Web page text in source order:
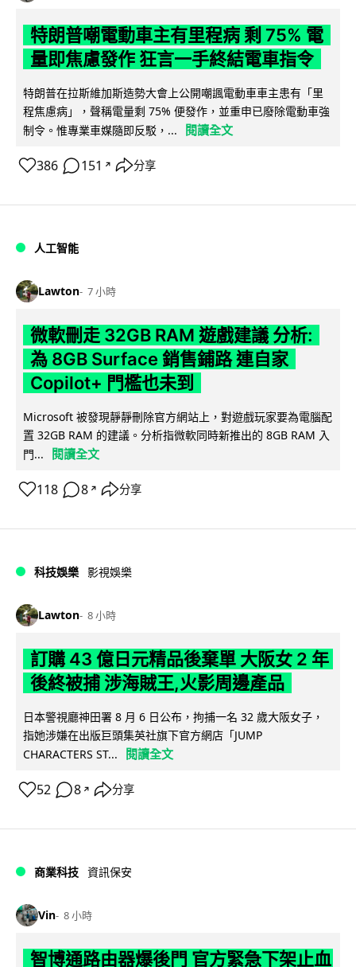
特朗普嘲電動車主有里程病 剩 75% 電
量即焦慮發作 狂言一手終結電車指令
特朗普在拉斯維加斯造勢大會上公開嘲諷電動車車主患有「里
程焦慮病」，聲稱電量剩 75% 便發作，並重申已廢除電動車強
制令。惟專業車媒隨即反駁，...
閱讀全文
386 151 ↗ 分享
人工智能
Lawton 7 小時
微軟刪走 32GB RAM 遊戲建議 分析:
為 8GB Surface 銷售鋪路 連自家
Copilot+ 門檻也未到
Microsoft 被發現靜靜刪除官方網站上，對遊戲玩家要為電腦配
置 32GB RAM 的建議。分析指微軟同時新推出的 8GB RAM 入
門...
閱讀全文
118 8 ↗ 分享
科技娛樂 影視娛樂
Lawton 8 小時
訂購 43 億日元精品後棄單 大阪女 2 年
後終被捕 涉海賊王,火影周邊產品
日本警視廳神田署 8 月 6 日公布，拘捕一名 32 歲大阪女子，
指她涉嫌在出版巨頭集英社旗下官方網店「JUMP
CHARACTERS ST...
閱讀全文
52 8 ↗ 分享
商業科技 資訊保安
Vin 8 小時
智博通路由器爆後門 官方緊急下架止血